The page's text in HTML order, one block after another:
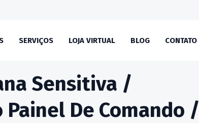
SERVIÇOS LOJA VIRTUAL BLOG CONTATO
Sensitiva /
De Comando /